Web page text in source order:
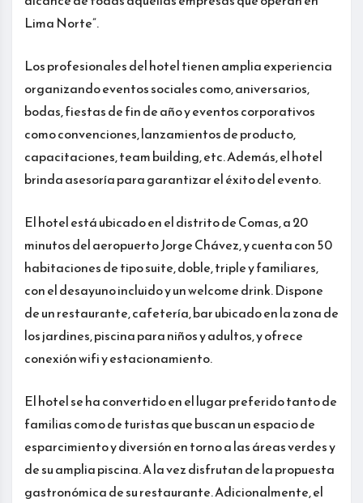
Lima Norte”.
Los profesionales del hotel tienen amplia experiencia
organizando eventos sociales como, aniversarios,
bodas, fiestas de fin de año y eventos corporativos
como convenciones, lanzamientos de producto,
capacitaciones, team building, etc. Además, el hotel
brinda asesoría para garantizar el éxito del evento.
El hotel está ubicado en el distrito de Comas, a 20
minutos del aeropuerto Jorge Chávez, y cuenta con 50
habitaciones de tipo suite, doble, triple y familiares,
con el desayuno incluido y un welcome drink. Dispone
de un restaurante, cafetería, bar ubicado en la zona de
los jardines, piscina para niños y adultos, y ofrece
conexión wifi y estacionamiento.
El hotel se ha convertido en el lugar preferido tanto de
familias como de turistas que buscan un espacio de
esparcimiento y diversión en torno a las áreas verdes y
de su amplia piscina. A la vez disfrutan de la propuesta
gastronómica de su restaurante. Adicionalmente, el